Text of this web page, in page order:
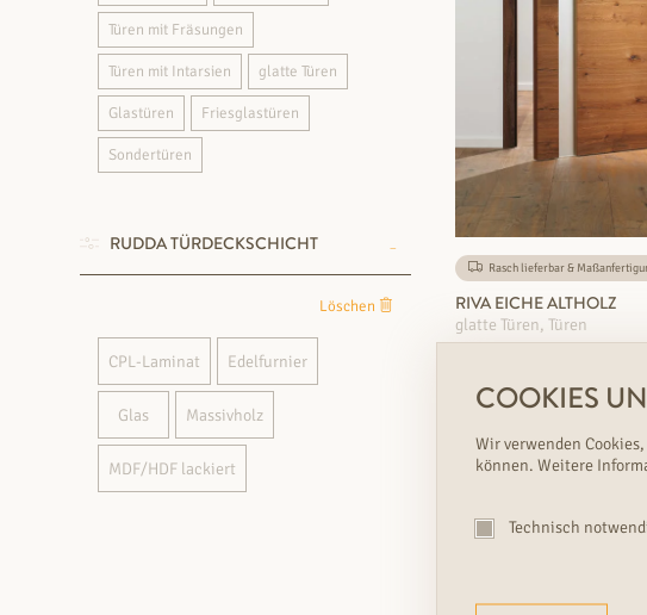
Türen mit Fräsungen
Türen mit Intarsien glatte Türen
Glastüren Friesglastüren
Sondertüren
RUDDA TÜRDECKSCHICHT
Löschen
CPL-Laminat Edelfurnier
Glas Massivholz
MDF/HDF lackiert
Rasch lieferbar &
RIVA EICHE ALTHOLZ
glatte Türen, Türen
ZUM
COOKIES
Wir verwenden
können. Weitere
Technisch